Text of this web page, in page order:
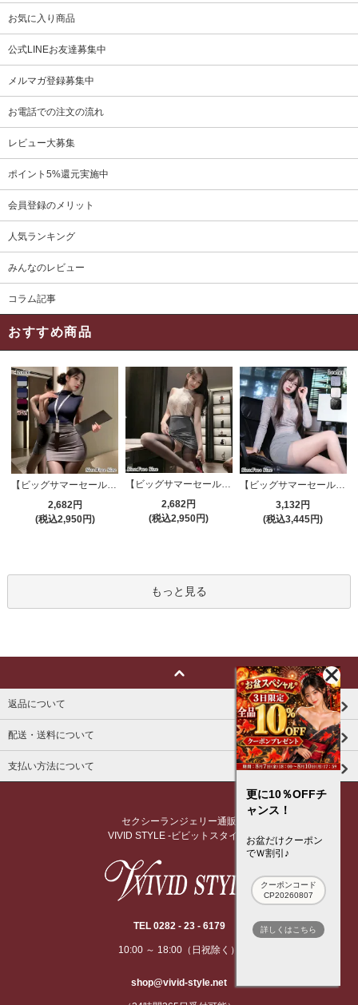
お気に入り商品
公式LINEお友達募集中
メルマガ登録募集中
お電話での注文の流れ
レビュー大募集
ポイント5%還元実施中
会員登録のメリット
人気ランキング
みんなのレビュー
コラム記事
おすすめ商品
【ビッグサマーセール対象品】セクシーコスプレ(SEXYCOSPLAY) 4421
2,682円
(税込2,950円)
【ビッグサマーセール対象品】セクシーコスプレ(SEXYCOSPLAY) 4191
2,682円
(税込2,950円)
【ビッグサマーセール対象品】セクシーコスプレ(SEXYCOSPLAY) 4173
3,132円
(税込3,445円)
もっと見る
返品について
配送・送料について
支払い方法について
セクシーランジェリー通販
VIVID STYLE -ビビットスタイル-
TEL 0282 - 23 - 6179
10:00 ～ 18:00（日祝除く）
shop@vivid-style.net
更に10％OFFチ
ャンス！
お盆だけクーポン
でＷ割引♪
クーポンコード
CP20260807
詳しくはこちら